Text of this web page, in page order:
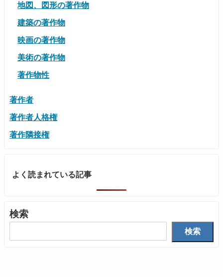
地図、図形の著作物
建築の著作物
映画の著作物
美術の著作物
著作物性
著作者
著作者人格権
著作隣接権
よく読まれている記事
検索
検索